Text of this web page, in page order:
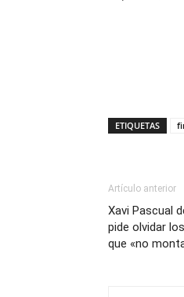
ETIQUETAS
Artículo anterior
Xavi Pascual
pide olvidar
que «no